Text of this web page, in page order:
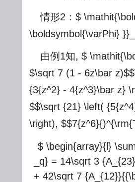
情形2： $
\boldsymbol{\varPhi}
由例1知, $
$\sqrt 7 (1 - 6z\bar z)$
{3{z^2} - 4{z^3}\bar z}
$$\sqrt {21} \left(
\right), $
$ \begin{array}{l}
_q} = 14\sqrt 3
+ 42\sqrt 7